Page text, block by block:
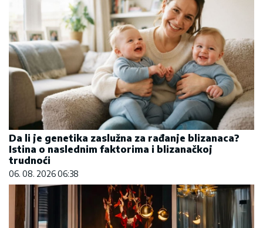
Da li je genetika zaslužna za rađanje blizanaca?
Istina o naslednim faktorima i blizanačkoj
trudnoći
06. 08. 2026 06:38